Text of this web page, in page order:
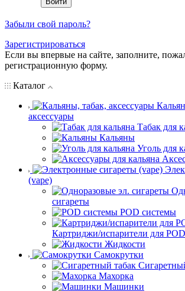
Забыли свой пароль?
Зарегистрироваться
Если вы впервые на сайте, заполните,
регистрационную форму.
Каталог
аксессуары
Табак для
Кальяны
Уголь для
(vape)
сигареты
POD системы
Картриджи/испарители для
Жидкости
Самокрутки
Махорка
Машинки